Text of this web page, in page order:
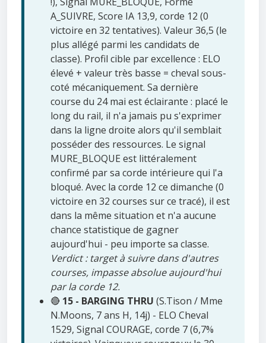
A_SUIVRE, Score IA 13,9, corde 12 (0
victoire en 32 tentatives). Valeur 36,5 (le
plus allégé parmi les candidats de
classe). Profil cible par excellence : ELO
élevé + valeur très basse = cheval sous-
coté mécaniquement. Sa dernière
course du 24 mai est éclairante : placé le
long du rail, il n'a jamais pu s'exprimer
dans la ligne droite alors qu'il semblait
posséder des ressources. Le signal
MURE_BLOQUE est littéralement
confirmé par sa corde intérieure qui l'a
bloqué. Avec la corde 12 ce dimanche (0
victoire en 32 courses sur ce tracé), il est
dans la même situation et n'a aucune
chance statistique de gagner
aujourd'hui - peu importe sa classe.
Verdict : target à suivre dans d'autres
courses, impasse absolue aujourd'hui
par la corde 12.
🔴 15 - BARGING THRU (S.Tison / Mme
N.Moons, 7 ans H, 14j) - ELO Cheval
1529, Signal COURAGE, corde 7 (6,7%